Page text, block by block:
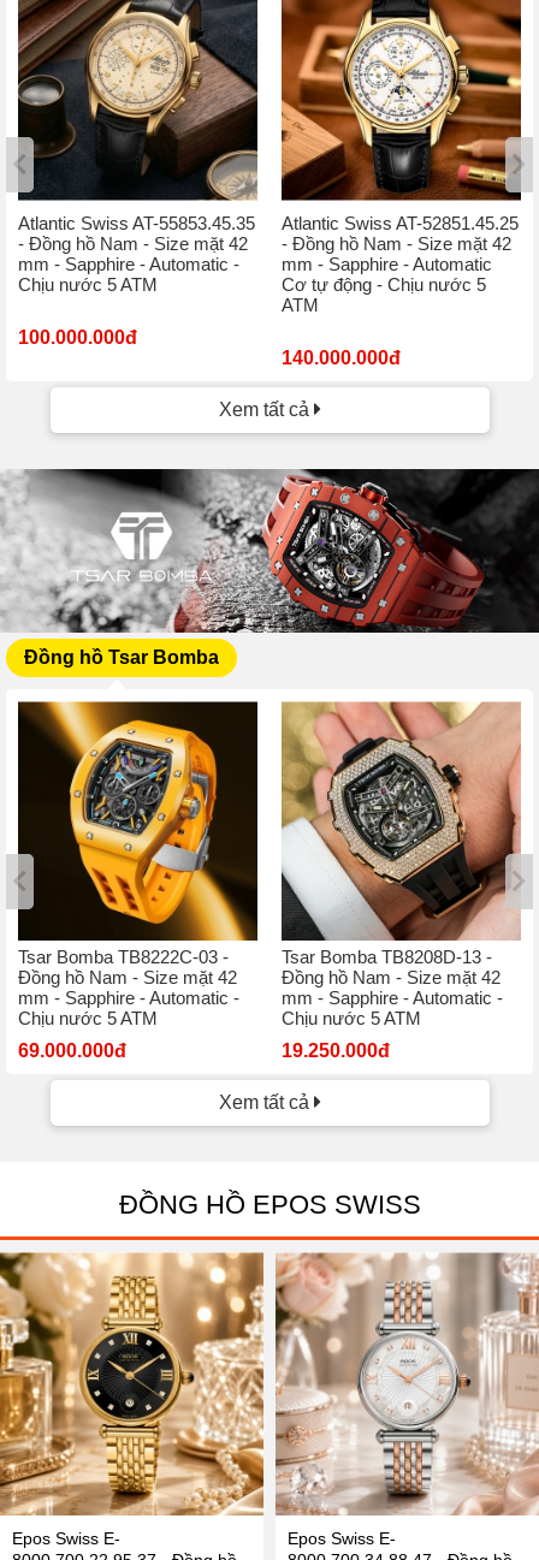
Atlantic Swiss AT-55853.45.35
- Đồng hồ Nam - Size mặt 42
mm - Sapphire - Automatic -
Chịu nước 5 ATM
100.000.000đ
Atlantic Swiss AT-52851.45.25
- Đồng hồ Nam - Size mặt 42
mm - Sapphire - Automatic
Cơ tự động - Chịu nước 5
ATM
140.000.000đ
Xem tất cả
Đồng hồ Tsar Bomba
Tsar Bomba TB8222C-03 -
Đồng hồ Nam - Size mặt 42
mm - Sapphire - Automatic -
Chịu nước 5 ATM
69.000.000đ
Tsar Bomba TB8208D-13 -
Đồng hồ Nam - Size mặt 42
mm - Sapphire - Automatic -
Chịu nước 5 ATM
19.250.000đ
Xem tất cả
ĐỒNG HỒ EPOS SWISS
Epos Swiss E-
Epos Swiss E-